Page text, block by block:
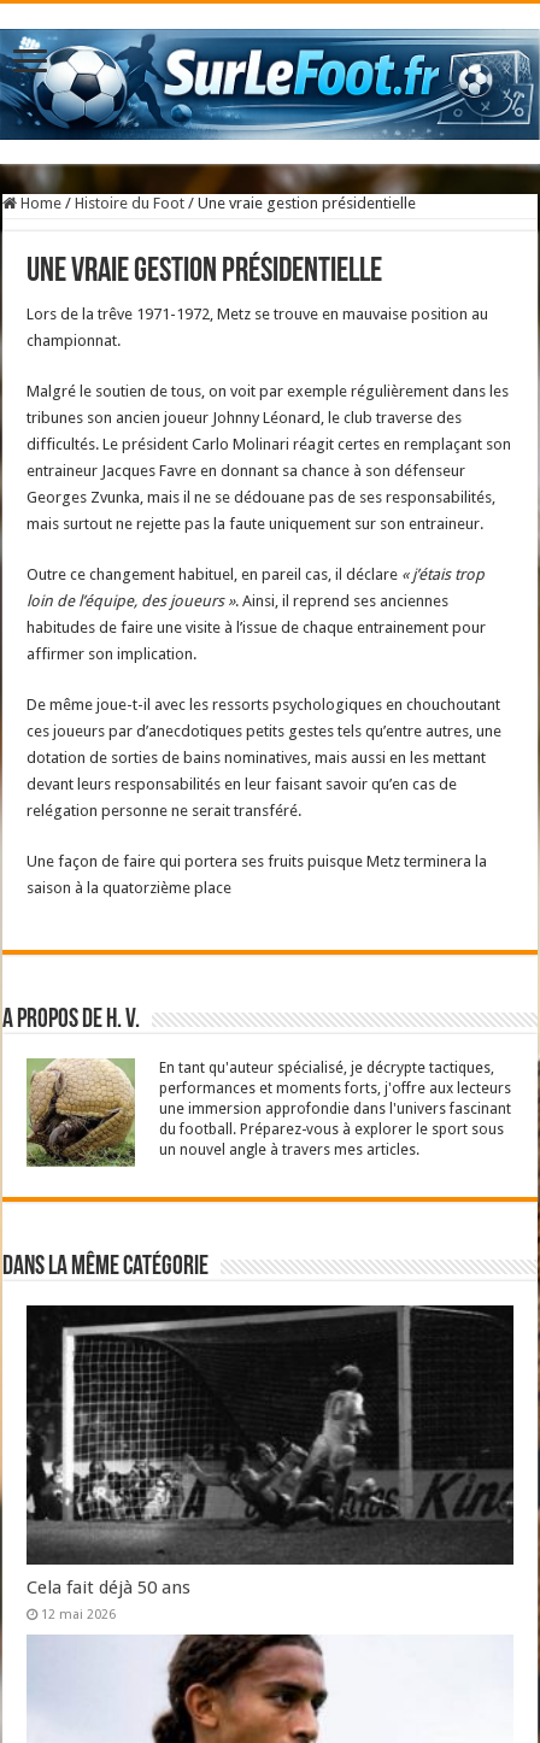
Home / Histoire du Foot / Une vraie gestion présidentielle
Une vraie gestion présidentielle
Lors de la trêve 1971-1972, Metz se trouve en mauvaise position au
championnat.
Malgré le soutien de tous, on voit par exemple régulièrement dans les
tribunes son ancien joueur Johnny Léonard, le club traverse des
difficultés. Le président Carlo Molinari réagit certes en remplaçant son
entraineur Jacques Favre en donnant sa chance à son défenseur
Georges Zvunka, mais il ne se dédouane pas de ses responsabilités,
mais surtout ne rejette pas la faute uniquement sur son entraineur.
Outre ce changement habituel, en pareil cas, il déclare « j’étais trop
loin de l’équipe, des joueurs ». Ainsi, il reprend ses anciennes
habitudes de faire une visite à l’issue de chaque entrainement pour
affirmer son implication.
De même joue-t-il avec les ressorts psychologiques en chouchoutant
ces joueurs par d’anecdotiques petits gestes tels qu’entre autres, une
dotation de sorties de bains nominatives, mais aussi en les mettant
devant leurs responsabilités en leur faisant savoir qu’en cas de
relégation personne ne serait transféré.
Une façon de faire qui portera ses fruits puisque Metz terminera la
saison à la quatorzième place
A propos de H. V.
En tant qu'auteur spécialisé, je décrypte tactiques,
performances et moments forts, j'offre aux lecteurs
une immersion approfondie dans l'univers fascinant
du football. Préparez-vous à explorer le sport sous
un nouvel angle à travers mes articles.
Dans la même catégorie
Cela fait déjà 50 ans
12 mai 2026